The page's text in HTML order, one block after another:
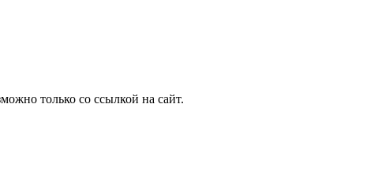
только со ссылкой на сайт.